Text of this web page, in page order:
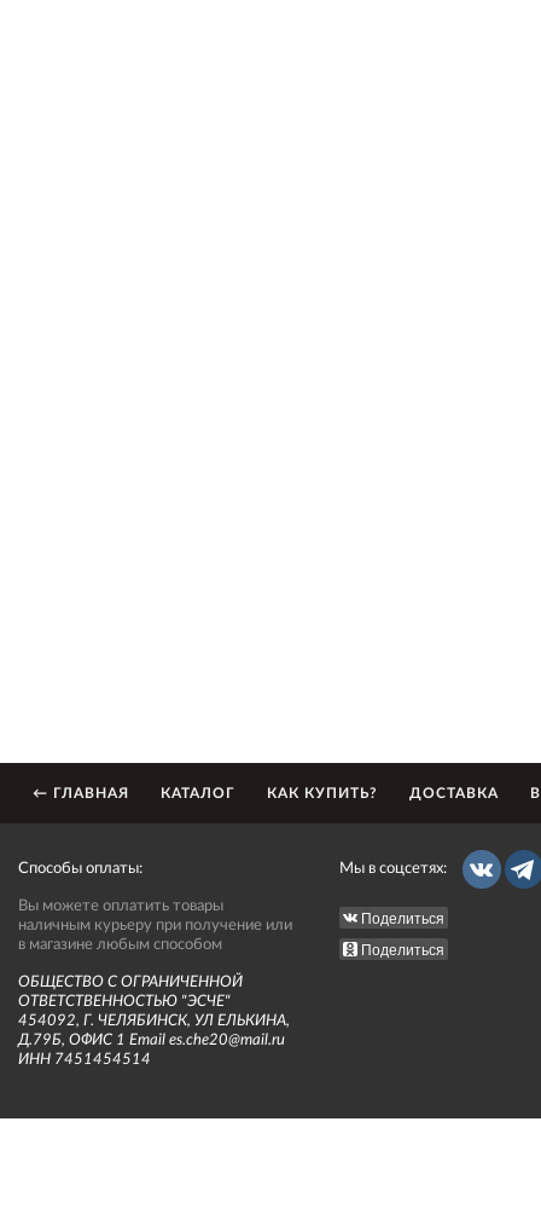
← ГЛАВНАЯ КАТАЛОГ КАК КУПИТЬ? ДОСТАВКА
Способы оплаты:
Вы можете оплатить товары
наличным курьеру при получение или
в магазине любым способом
ОБЩЕСТВО С ОГРАНИЧЕННОЙ
ОТВЕТСТВЕННОСТЬЮ "ЭСЧЕ"
454092, Г. ЧЕЛЯБИНСК, УЛ ЕЛЬКИНА,
Д.79Б, ОФИС 1 Email es.che20@mail.ru
ИНН 7451454514
Мы в соцсетях:
Поделиться
Поделиться